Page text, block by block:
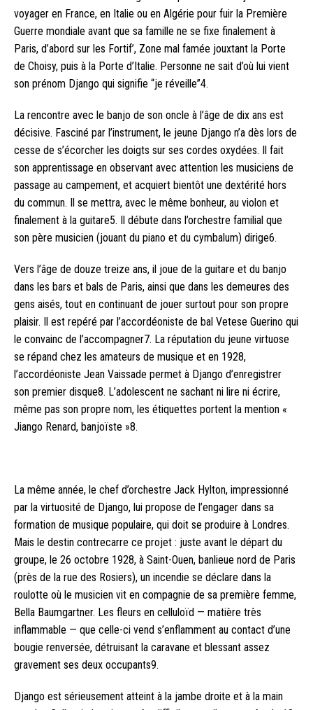
voyager en France, en Italie ou en Algérie pour fuir la Première
Guerre mondiale avant que sa famille ne se fixe finalement à
Paris, d’abord sur les Fortif’, Zone mal famée jouxtant la Porte
de Choisy, puis à la Porte d’Italie. Personne ne sait d’où lui vient
son prénom Django qui signifie “je réveille”4.
La rencontre avec le banjo de son oncle à l’âge de dix ans est
décisive. Fasciné par l’instrument, le jeune Django n’a dès lors de
cesse de s’écorcher les doigts sur ses cordes oxydées. Il fait
son apprentissage en observant avec attention les musiciens de
passage au campement, et acquiert bientôt une dextérité hors
du commun. Il se mettra, avec le même bonheur, au violon et
finalement à la guitare5. Il débute dans l’orchestre familial que
son père musicien (jouant du piano et du cymbalum) dirige6.
Vers l’âge de douze treize ans, il joue de la guitare et du banjo
dans les bars et bals de Paris, ainsi que dans les demeures des
gens aisés, tout en continuant de jouer surtout pour son propre
plaisir. Il est repéré par l’accordéoniste de bal Vetese Guerino qui
le convainc de l’accompagner7. La réputation du jeune virtuose
se répand chez les amateurs de musique et en 1928,
l’accordéoniste Jean Vaissade permet à Django d’enregistrer
son premier disque8. L’adolescent ne sachant ni lire ni écrire,
même pas son propre nom, les étiquettes portent la mention «
Jiango Renard, banjoïste »8.
La même année, le chef d’orchestre Jack Hylton, impressionné
par la virtuosité de Django, lui propose de l’engager dans sa
formation de musique populaire, qui doit se produire à Londres.
Mais le destin contrecarre ce projet : juste avant le départ du
groupe, le 26 octobre 1928, à Saint-Ouen, banlieue nord de Paris
(près de la rue des Rosiers), un incendie se déclare dans la
roulotte où le musicien vit en compagnie de sa première femme,
Bella Baumgartner. Les fleurs en celluloïd — matière très
inflammable — que celle-ci vend s’enflamment au contact d’une
bougie renversée, détruisant la caravane et blessant assez
gravement ses deux occupants9.
Django est sérieusement atteint à la jambe droite et à la main